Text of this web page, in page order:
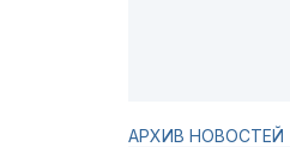
АРХИВ НОВОСТЕЙ